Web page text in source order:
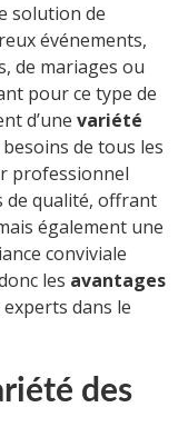
solution de
événements,
de mariages ou
pour ce type de
d’une variété
de tous les
professionnel
de qualité, offrant
également une
conviviale
les avantages
dans le
des